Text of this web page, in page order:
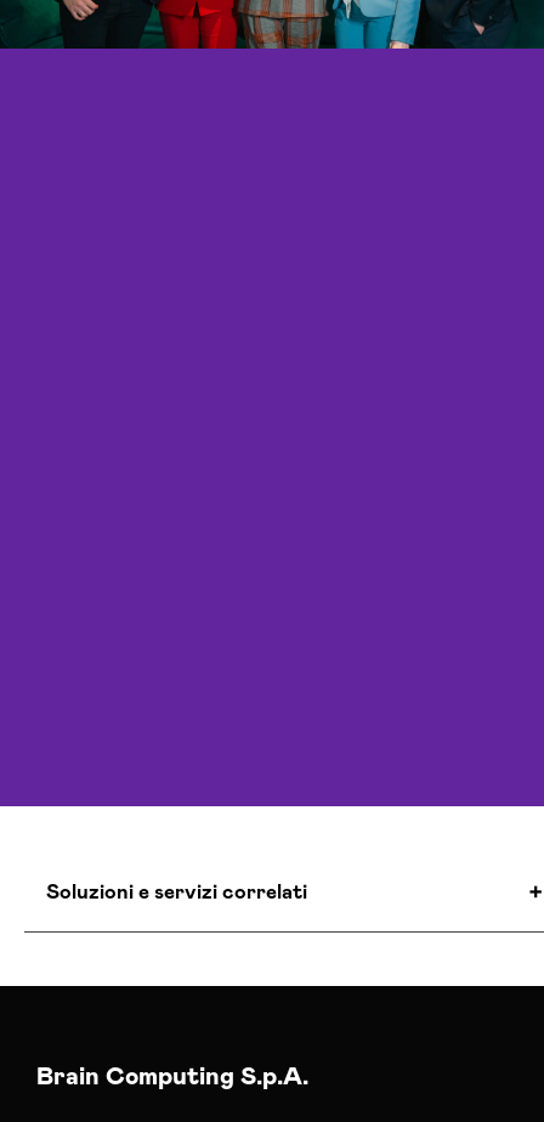
Soluzioni e servizi correlati
Agenzia Posizionamento Seo Torino
Brain Computing S.p.A.